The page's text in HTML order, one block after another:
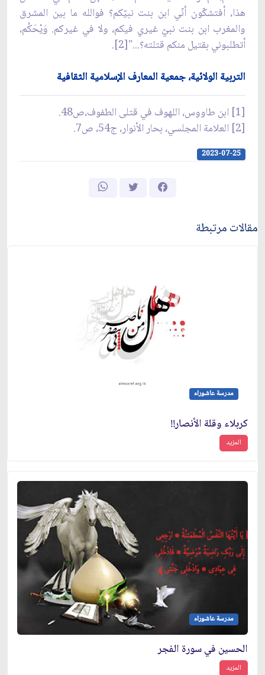
هذا، أفتشكّون أنّي ابن بنت نبيّكم؟ فوالله ما بين المشرق
والمغرب ابن بنت نبيّ غيري فيكم، ولا في غيركم. وَيْحَكُم،
أتطلبوني بقتيل منكم قتلته؟..."[2].
التربية الولائية، جمعية المعارف الإسلامية الثقافية
[1] ابن طاووس، اللهوف في قتلى الطفوف،ص48.
[2] العلامة المجلسي، بحار الأنوار، ج54، ص7.
2023-07-25
مقالات مرتبطة
مدرسة عاشوراء
كربلاء وقلة الأنصار!!
المزيد
مدرسة عاشوراء
الحسين في سورة الفجر
المزيد